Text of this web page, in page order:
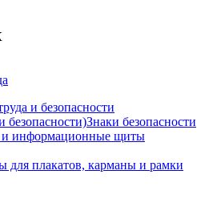
и безопасности
безопасности)Знаки безопасности
и информационные щиты
для плакатов, карманы и рамки